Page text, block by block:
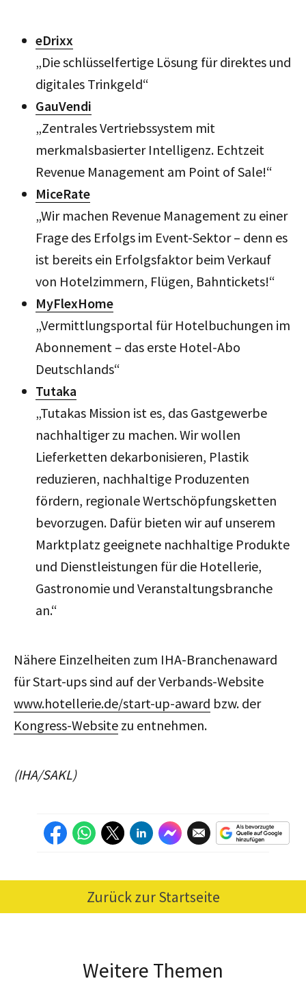
eDrixx
„Die schlüsselfertige Lösung für direktes und
digitales Trinkgeld“
GauVendi
„Zentrales Vertriebssystem mit
merkmalsbasierter Intelligenz. Echtzeit
Revenue Management am Point of Sale!“
MiceRate
„Wir machen Revenue Management zu einer
Frage des Erfolgs im Event-Sektor – denn es
ist bereits ein Erfolgsfaktor beim Verkauf
von Hotelzimmern, Flügen, Bahntickets!“
MyFlexHome
„Vermittlungsportal für Hotelbuchungen im
Abonnement – das erste Hotel-Abo
Deutschlands“
Tutaka
„Tutakas Mission ist es, das Gastgewerbe
nachhaltiger zu machen. Wir wollen
Lieferketten dekarbonisieren, Plastik
reduzieren, nachhaltige Produzenten
fördern, regionale Wertschöpfungsketten
bevorzugen. Dafür bieten wir auf unserem
Marktplatz geeignete nachhaltige Produkte
und Dienstleistungen für die Hotellerie,
Gastronomie und Veranstaltungsbranche
an.“
Nähere Einzelheiten zum IHA-Branchenaward
für Start-ups sind auf der Verbands-Website
www.hotellerie.de/start-up-award bzw. der
Kongress-Website zu entnehmen.
(IHA/SAKL)
Zurück zur Startseite
Weitere Themen